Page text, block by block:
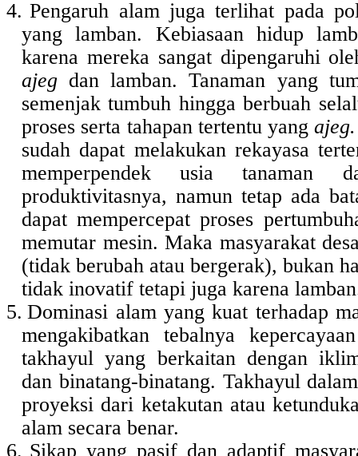
4. Pengaruh alam juga terlihat pada
yang lamban. Kebiasaan hidup
karena mereka sangat dipengaruhi
ajegdan lamban. Tanaman yang
semenjak tumbuh hingga berbuah
proses serta tahapan tertentu yangajeg.
sudah dapat melakukan rekayasa
memperpendek usia tanaman
produktivitasnya, namun tetap ada
dapat mempercepat proses
memutar mesin. Maka masyarakat
(tidak berubah atau bergerak), bukan
tidak inovatif tetapi juga karena
5. Dominasi alam yang kuat terhadap
mengakibatkan tebalnya
takhayul yang berkaitan dengan
dan binatang-binatang. Takhayul
proyeksi dari ketakutan atau
alam secara benar.
6. Sikap yang pasif dan adaptif